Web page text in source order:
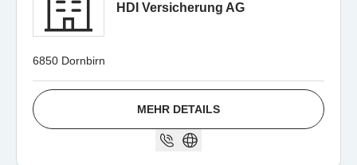
HDI Versicherung AG
6850 Dornbirn
MEHR DETAILS